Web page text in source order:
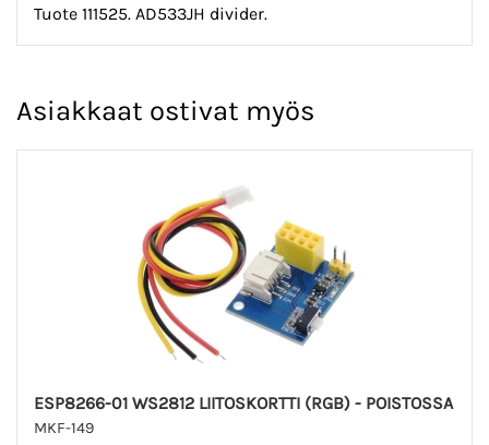
Tuote 111525. AD533JH divider.
Asiakkaat ostivat myös
ESP8266-01 WS2812 LIITOSKORTTI (RGB) - POISTOSSA
MKF-149